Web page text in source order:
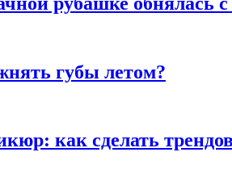
губы летом?
как сделать